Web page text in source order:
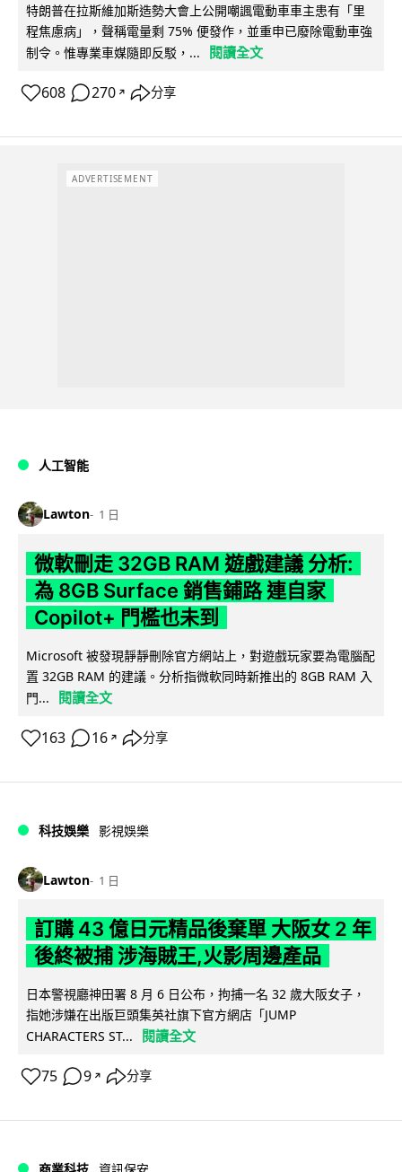
特朗普在拉斯維加斯造勢大會上公開嘲諷電動車車主患有「里
程焦慮病」，聲稱電量剩 75% 便發作，並重申已廢除電動車強
制令。惟專業車媒隨即反駁，...
閱讀全文
608 270 ↗ 分享
ADVERTISEMENT
人工智能
Lawton 1 日
微軟刪走 32GB RAM 遊戲建議 分析:
為 8GB Surface 銷售鋪路 連自家
Copilot+ 門檻也未到
Microsoft 被發現靜靜刪除官方網站上，對遊戲玩家要為電腦配
置 32GB RAM 的建議。分析指微軟同時新推出的 8GB RAM 入
門...
閱讀全文
163 16 ↗ 分享
科技娛樂 影視娛樂
Lawton 1 日
訂購 43 億日元精品後棄單 大阪女 2 年
後終被捕 涉海賊王,火影周邊產品
日本警視廳神田署 8 月 6 日公布，拘捕一名 32 歲大阪女子，
指她涉嫌在出版巨頭集英社旗下官方網店「JUMP
CHARACTERS ST...
閱讀全文
75 9 ↗ 分享